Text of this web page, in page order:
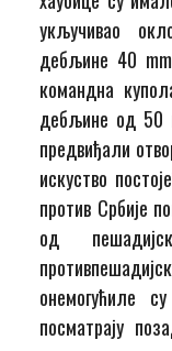
укључивао
дебљине 40
командна
дебљине од 50
предвиђали
искуство
против Србије
од
онемогућиле
посматрају